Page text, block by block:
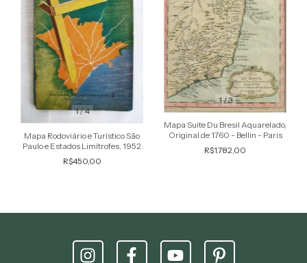
1/4
Mapa Rodoviário e Turístico São
Paulo e Estados Limítrofes, 1952
R$450,00
1/3
Mapa Suite Du Bresil Aquarelado,
Original de 1760 - Bellin - Paris
R$1.782,00